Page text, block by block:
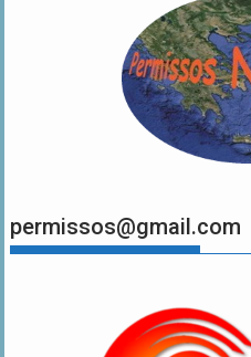
permissos@gmail.com